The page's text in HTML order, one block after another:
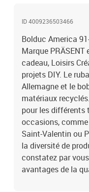
ID 4009236503466
Bolduc America
Marque
cadeau, Loisirs
projets DIY. Le
Allemagne et le
matériaux
pour les différents
occasions,
Saint-Valentin ou
la diversité de
constatez par
avantages de la